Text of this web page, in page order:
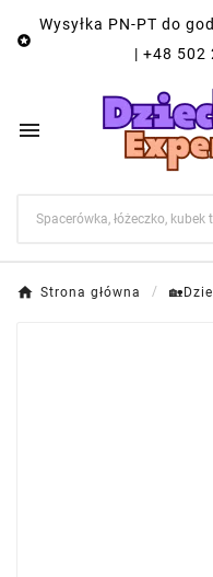

Wysyłka PN-PT do
| +48 502

Strona główna